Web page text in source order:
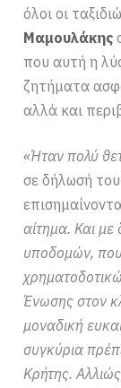
όλοι οι
Μαμουλάκης
που αυτή η
ζητήματα
αλλά και
«Ήταν πολύ
σε δήλωσή
αίτημα. Και
υποδομών, που
Ένωσης στον
μοναδική
συγκύρια
Κρήτης.